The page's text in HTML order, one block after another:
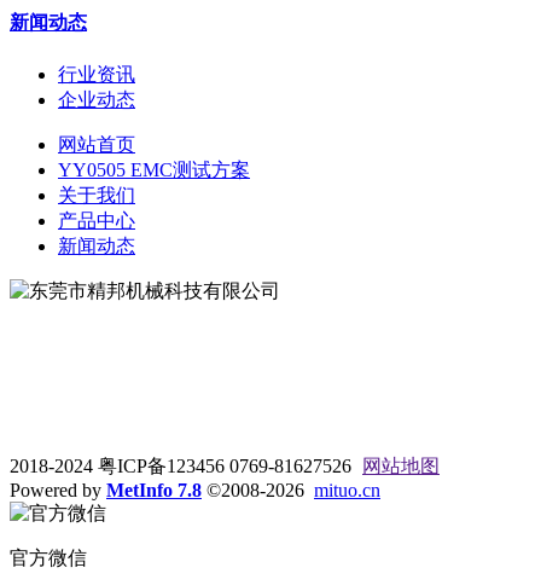
新闻动态
行业资讯
企业动态
网站首页
YY0505 EMC测试方案
关于我们
产品中心
新闻动态
2018-2024 粤ICP备123456 0769-81627526
网站地图
Powered by MetInfo 7.8 ©2008-2026 mituo.cn
官方微信